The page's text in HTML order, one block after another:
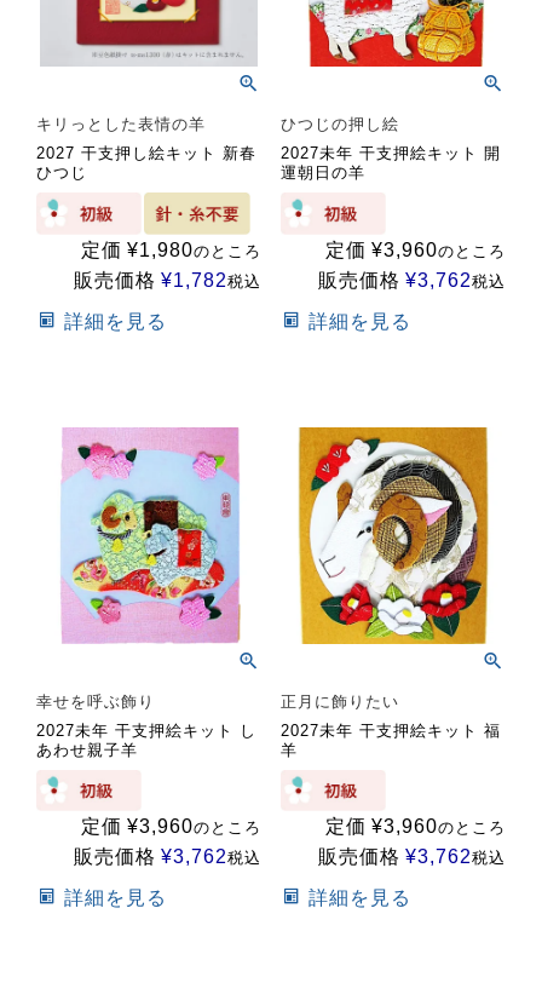
キリっとした表情の羊
2027 干支押し絵キット 新春
ひつじ
定価 ¥1,980のところ
販売価格 ¥1,782税込
詳細を見る
ひつじの押し絵
2027未年 干支押絵キット 開
運朝日の羊
定価 ¥3,960のところ
販売価格 ¥3,762税込
詳細を見る
幸せを呼ぶ飾り
2027未年 干支押絵キット し
あわせ親子羊
定価 ¥3,960のところ
販売価格 ¥3,762税込
詳細を見る
正月に飾りたい
2027未年 干支押絵キット 福
羊
定価 ¥3,960のところ
販売価格 ¥3,762税込
詳細を見る